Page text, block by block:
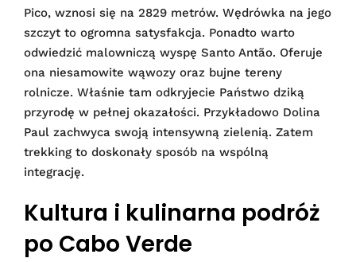
Pico, wznosi się na 2829 metrów. Wędrówka na jego
szczyt to ogromna satysfakcja. Ponadto warto
odwiedzić malowniczą wyspę Santo Antão. Oferuje
ona niesamowite wąwozy oraz bujne tereny
rolnicze. Właśnie tam odkryjecie Państwo dziką
przyrodę w pełnej okazałości. Przykładowo Dolina
Paul zachwyca swoją intensywną zielenią. Zatem
trekking to doskonały sposób na wspólną
integrację.
Kultura i kulinarna podróż
po Cabo Verde